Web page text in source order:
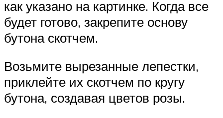
как указано на картинке. Когда все
будет готово, закрепите основу
бутона скотчем.
Возьмите вырезанные лепестки,
приклейте их скотчем по кругу
бутона, создавая цветов розы.